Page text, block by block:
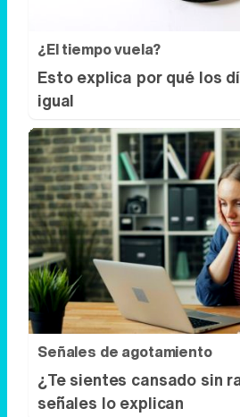
Señales de agotamiento
¿Te sientes cansado sin
señales lo explican